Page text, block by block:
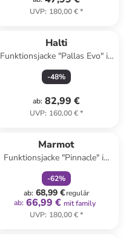
UVP: 180,00 €*
Halti
Funktionsjacke "Pallas Evo" in
Lila
-48%
ab: 82,99 €
UVP: 160,00 €*
Marmot
Funktionsjacke "Pinnacle" in
Blau
-62%
ab: 68,99 €regulär
ab: 66,99 € mit family
UVP: 180,00 €*